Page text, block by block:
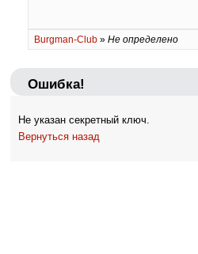
Burgman-Club» Не определено
Ошибка!
Не указан секретный ключ.
Вернуться назад